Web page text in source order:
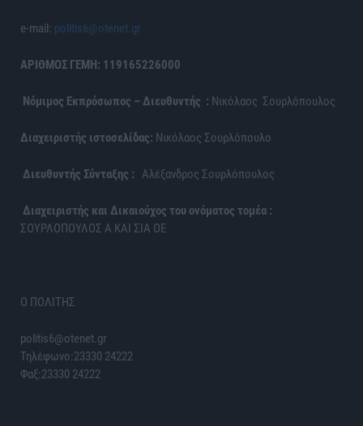
e-mail: politis6@otenet.gr
ΑΡΙΘΜΟΣ ΓΕΜΗ: 119165226000
Νόμιμος Εκπρόσωπος – Διευθυντής : Νικόλαος Σουρλόπουλος
Διαχειριστής ιστοσελίδας: Νικόλαος Σουρλόπουλο
Διευθυντής Σύνταξης : Αλέξανδρος Σουρλόπουλος
Διαχειριστής και Δικαιούχος του ονόματος τομέα :
ΣΟΥΡΛΟΠΟΥΛΟΣ Α ΚΑΙ ΣΙΑ ΟΕ
Ο ΠΟΛΙΤΗΣ
politis6@otenet.gr
Τηλέφωνο:23330 24222
Φαξ:23330 24222